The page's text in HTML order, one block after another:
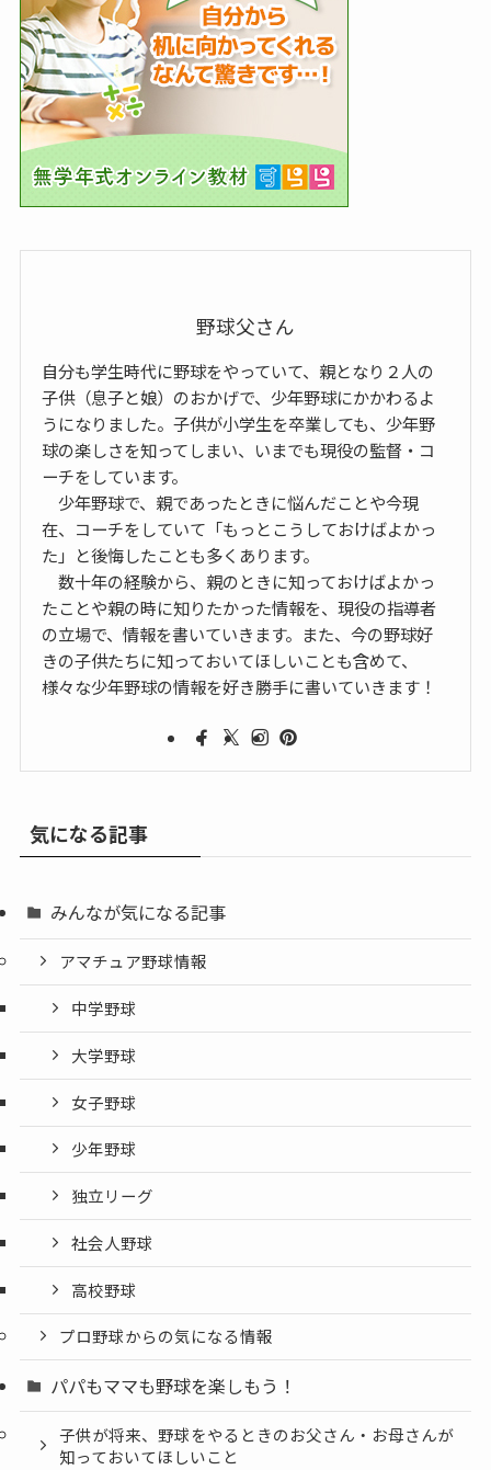
野球父さん
自分も学生時代に野球をやっていて、親となり２人の
子供（息子と娘）のおかげで、少年野球にかかわるよ
うになりました。子供が小学生を卒業しても、少年野
球の楽しさを知ってしまい、いまでも現役の監督・コ
ーチをしています。
少年野球で、親であったときに悩んだことや今現
在、コーチをしていて「もっとこうしておけばよかっ
た」と後悔したことも多くあります。
数十年の経験から、親のときに知っておけばよかっ
たことや親の時に知りたかった情報を、現役の指導者
の立場で、情報を書いていきます。また、今の野球好
きの子供たちに知っておいてほしいことも含めて、
様々な少年野球の情報を好き勝手に書いていきます！
気になる記事
みんなが気になる記事
アマチュア野球情報
中学野球
大学野球
女子野球
少年野球
独立リーグ
社会人野球
高校野球
プロ野球からの気になる情報
パパもママも野球を楽しもう！
子供が将来、野球をやるときのお父さん・お母さんが
知っておいてほしいこと